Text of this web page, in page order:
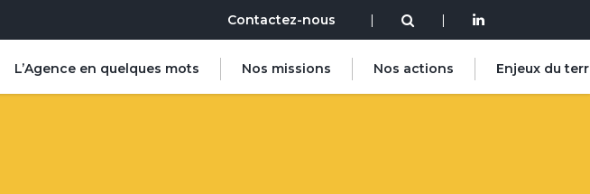
Contactez-nous | |
L’Agence en quelques mots Nos missions Nos actions Enjeux du